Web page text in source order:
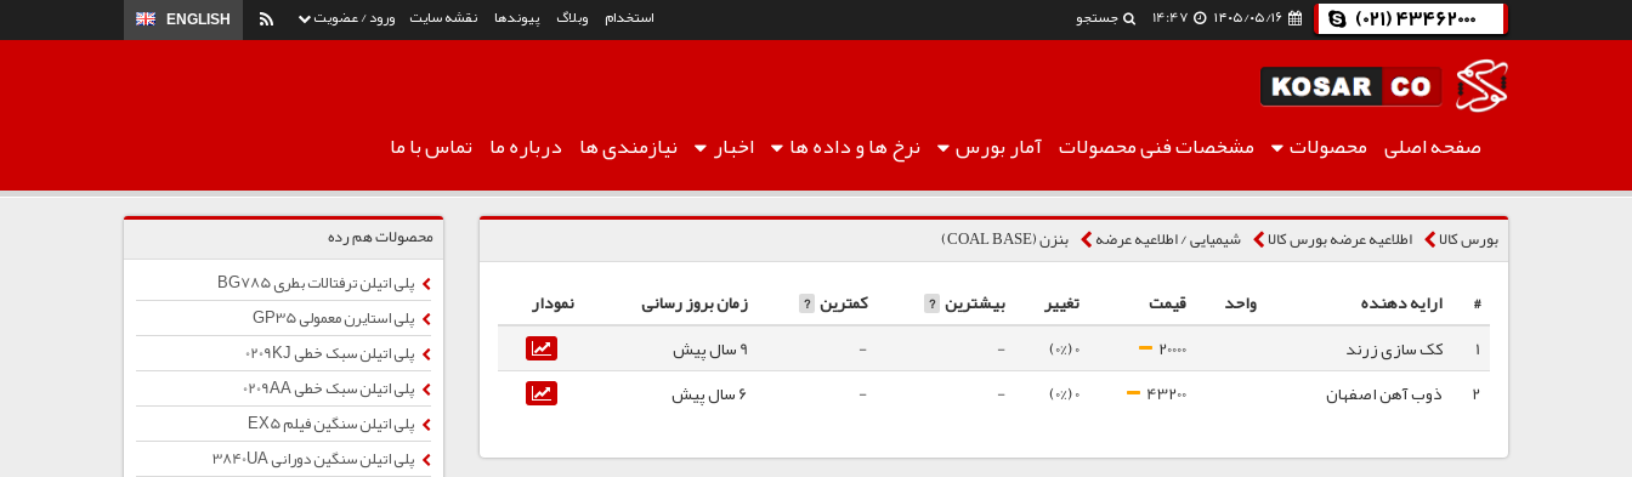
ورود / عضویت ENGLISH استخدام وبلاگ پیوندها نقشه سایت (021) 43462000
14:47 جستجو
صفحه اصلی محصولات مشخصات فنیمحصولات آماربورس نرخ هاو داده ها اخبار نیازمندی ها درباره ما تماس با ما بنزن (COAL BASE)
بورس کالا اطلاعیه عرضه بورس کالا شیمیایی / اطلاعیه عرضه بنزن (COAL BASE)
# ارایه دهنده واحد قیمت تغییر بیشترین ? کمترین ? زمان بروز رسانی
نمودار
1
کک سازی زرند 20000
0 (0%)
-
-
9 سال پیش
2
ذوب آهن اصفهان 43200
0 (0%)
-
- 6 سال پیش
محصولات هم رده
پلی اتیلن ترفتالات بطری BG785
پلی استایرن معمولی GP35
پلی اتیلن سبک خطی 0209KJ
پلی اتیلن سبک خطی 0209AA
پلی اتیلن سنگین فیلم EX5
پلی اتیلن سنگین دورانی 3840UA